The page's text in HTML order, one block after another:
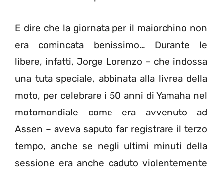
E dire che la giornata per il maiorchino non
era comincata benissimo… Durante le
libere, infatti, Jorge Lorenzo – che indossa
una tuta speciale, abbinata alla livrea della
moto, per celebrare i 50 anni di Yamaha nel
motomondiale come era avvenuto ad
Assen – aveva saputo far registrare il terzo
tempo, anche se negli ultimi minuti della
sessione era anche caduto violentemente